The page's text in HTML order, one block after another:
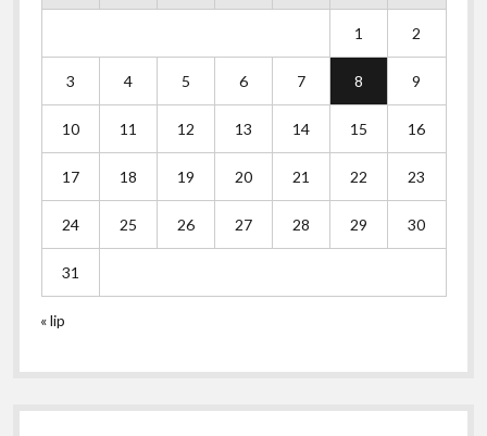
1 2
3 4 5 6 7 8 9
10 11 12 13 14 15 16
17 18 19 20 21 22 23
24 25 26 27 28 29 30
31
« lip